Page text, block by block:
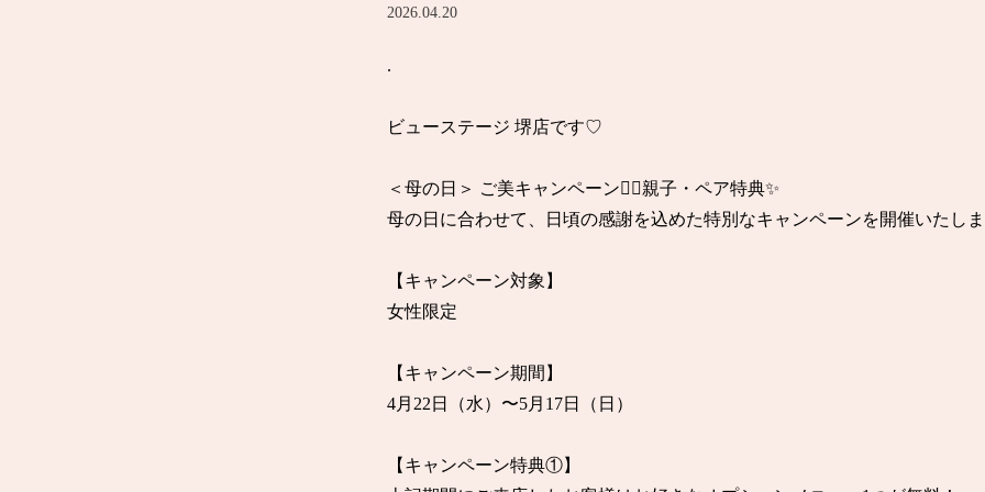
2026.04.20
.
ビューステージ 堺店です♡
＜母の日＞ ご美キャンペーン❤️‍🔥親子・ペア特典✨
母の日に合わせて、日頃の感謝を込めた特別なキャンペーンを開催いたし
【キャンペーン対象】
女性限定
【キャンペーン期間】
4月22日（水）〜5月17日（日）
【キャンペーン特典①】